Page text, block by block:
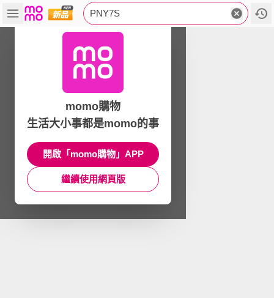
PNY7S
momo購物
生活大小事都是momo的事
開啟「momo購物」APP
繼續使用網頁版